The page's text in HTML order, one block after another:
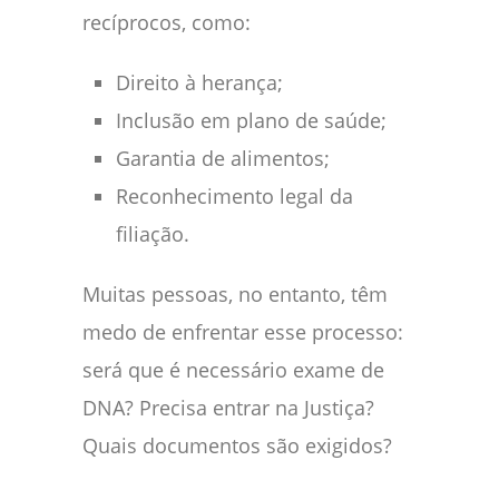
recíprocos, como:
Direito à herança;
Inclusão em plano de saúde;
Garantia de alimentos;
Reconhecimento legal da
filiação.
Muitas pessoas, no entanto, têm
medo de enfrentar esse processo:
será que é necessário exame de
DNA? Precisa entrar na Justiça?
Quais documentos são exigidos?